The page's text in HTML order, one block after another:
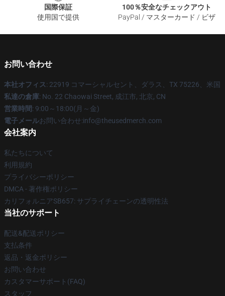
国際保証
使用国で提供
100％安全なチェックアウト
PayPal / マスターカード / ビザ
お問い合わせ
本社オフィス: 22919 コマーシャルセント、ダラス、TX 75226、米国
私達の倉庫: No. 22 Chaowai Street, 成江市, 北京, CN
営業時間: 9:00～18:00(月～金)
電子メールお問い合わせ:info@theusedmerch.com
会社案内
私たちについて
利用規約
プライバシーポリシー
DMCA - 著作権ポリシー
カリフォルニアSB657: サプライチェーンの透明性法
当社のサポート
配送&配送ポリシー
支払条件
返品・返金ポリシー
お問い合わせ
カスタマーサポート(FAQ)
スタッフ